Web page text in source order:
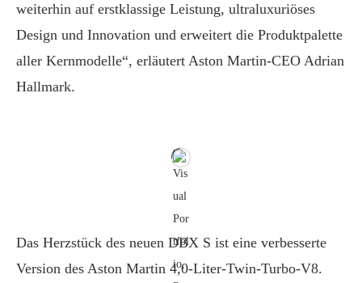
weiterhin auf erstklassige Leistung, ultraluxuriöses
Design und Innovation und erweitert die Produktpalette
aller Kernmodelle“, erläutert Aston Martin-CEO Adrian
Hallmark.
Das Herzstück des neuen DBX S ist eine verbesserte
Version des Aston Martin 4,0-Liter-Twin-Turbo-V8.